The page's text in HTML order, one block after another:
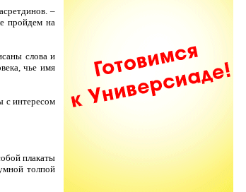
–
пройдем на
слова и
чье имя
с интересом
плакаты
толпой